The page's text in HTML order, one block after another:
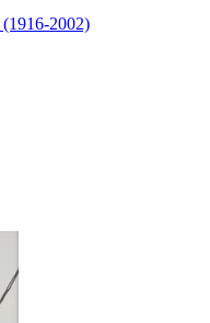
(1916-2002)